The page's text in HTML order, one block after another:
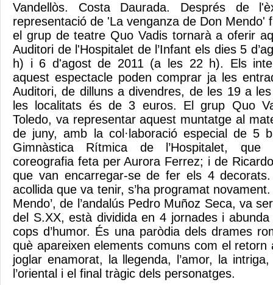
Vandellòs. Costa Daurada. Després de
representació de 'La venganza de Don Mendo'
el grup de teatre Quo Vadis tornarà a oferir
Auditori de l'Hospitalet de l’Infant els dies 5
h) i 6 d'agost de 2011 (a les 22 h). Els
aquest espectacle poden comprar ja les
Auditori, de dilluns a divendres, de les 19 a
les localitats és de 3 euros. El grup Quo
Toledo, va representar aquest muntatge al
de juny, amb la col·laboració especial de 5
Gimnàstica Rítmica de l’Hospitalet,
coreografia feta per Aurora Ferrez; i de
que van encarregar-se de fer els 4
acollida que va tenir, s’ha programat
Mendo’, de l’andalús Pedro Muñoz Seca, va
del S.XX, està dividida en 4 jornades i
cops d’humor. És una paròdia dels drames
què apareixen elements comuns com el retorn
joglar enamorat, la llegenda, l’amor, la
l’oriental i el final tràgic dels personatges.